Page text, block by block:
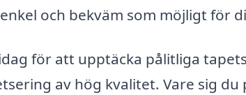
och bekväm som möjligt för
för att upptäcka pålitliga
av hög kvalitet. Vare sig